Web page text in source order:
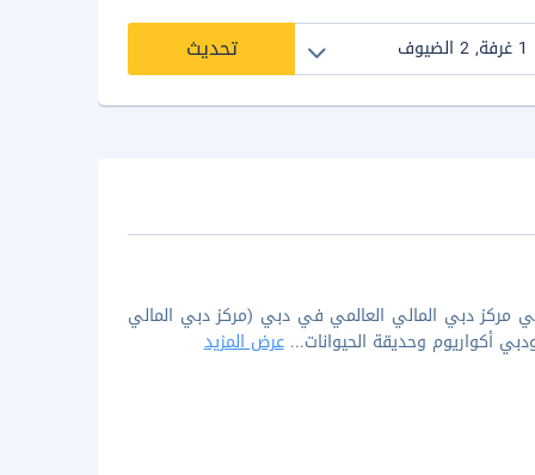
تحديث
مركز دبي المالي العالمي في دبي (مركز دبي المالي
أكواريوم وحديقة الحيوانات...عرض المزيد